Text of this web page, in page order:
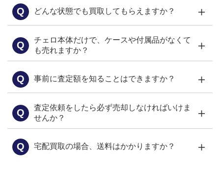
Q どんな状態でも買取してもらえますか？ ＋
Q
チェロ本体だけで、ケースや付属品がなくて
も売れますか？
＋
Q 事前に査定額を知ることはできますか？ ＋
LINE
Q
査定依頼をしたら必ず売却しなければいけま
せんか？
＋
Q 宅配買取の場合、送料はかかりますか？ ＋